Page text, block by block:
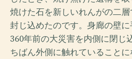
焼けた石を新しいれんがの二
封じ込めたのです。身廊の壁に
360年前の大災害を内側に閉じ
ちばん外側に触れていること